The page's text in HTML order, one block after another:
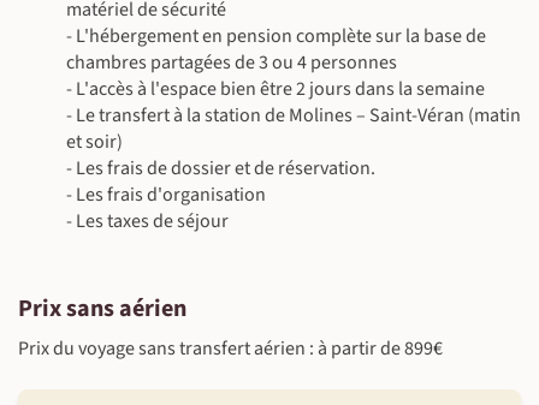
matériel de sécurité
- L'hébergement en pension complète sur la base de
chambres partagées de 3 ou 4 personnes
- L'accès à l'espace bien être 2 jours dans la semaine
- Le transfert à la station de Molines – Saint-Véran (matin
et soir)
- Les frais de dossier et de réservation.
- Les frais d'organisation
- Les taxes de séjour
Prix sans aérien
Prix du voyage sans transfert aérien : à partir de 899€